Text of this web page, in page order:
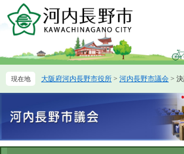
ー
先
す。
ニ
を
し
へ
大阪府河内長野市役所 > 河内長野市議会 >